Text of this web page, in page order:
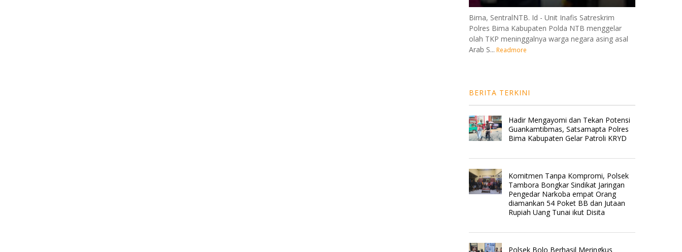
Bima, SentralNTB. Id - Unit Inafis Satreskrim
Polres Bima Kabupaten Polda NTB menggelar
olah TKP meninggalnya warga negara asing asal
Arab S... Readmore
BERITA TERKINI
Hadir Mengayomi dan Tekan Potensi
Guankamtibmas, Satsamapta Polres
Bima Kabupaten Gelar Patroli KRYD
Komitmen Tanpa Kompromi, Polsek
Tambora Bongkar Sindikat Jaringan
Pengedar Narkoba empat Orang
diamankan 54 Poket BB dan Jutaan
Rupiah Uang Tunai ikut Disita
Polsek Bolo Berhasil Meringkus